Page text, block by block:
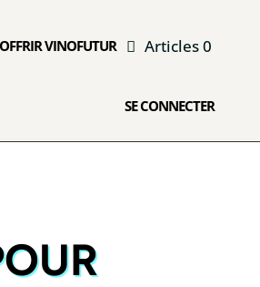
VINOFUTUR Articles 0
SE CONNECTER